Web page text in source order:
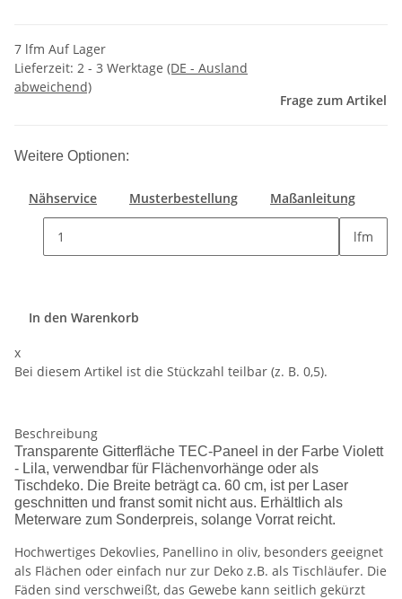
7 lfm Auf Lager
Lieferzeit: 2 - 3 Werktage (DE - Ausland
abweichend)
Frage zum Artikel
Weitere Optionen:
Nähservice Musterbestellung Maßanleitung
lfm
In den Warenkorb
x
Bei diesem Artikel ist die Stückzahl teilbar (z. B. 0,5).
Beschreibung
Transparente Gitterfläche TEC-Paneel in der Farbe Violett
- Lila, verwendbar für Flächenvorhänge oder als
Tischdeko. Die Breite beträgt ca. 60 cm, ist per Laser
geschnitten und franst somit nicht aus. Erhältlich als
Meterware zum Sonderpreis, solange Vorrat reicht.
Hochwertiges Dekovlies, Panellino in oliv, besonders geeignet
als Flächen oder einfach nur zur Deko z.B. als Tischläufer. Die
Fäden sind verschweißt, das Gewebe kann seitlich gekürzt